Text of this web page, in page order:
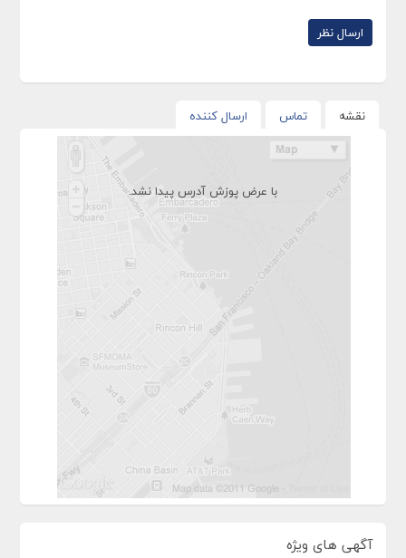
نقشه تماس ارسال کننده
با عرض پوزش آدرس پیدا نشد.
آگهی های ویژه